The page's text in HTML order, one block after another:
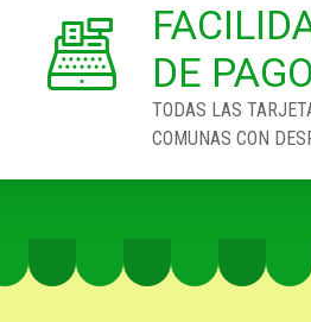
DE PAGO
TODAS LAS
COMUNAS CON